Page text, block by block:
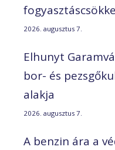
2026. augusztus 7.
Elhunyt
bor- és
alakja
2026. augusztus 7.
A benzin ára a